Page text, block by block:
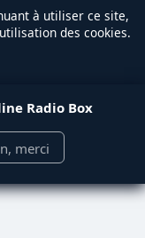
à utiliser ce site,
des cookies.
Radio Box
merci